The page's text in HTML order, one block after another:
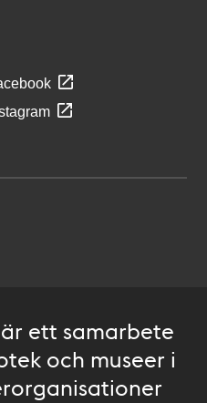
ett samarbete
och museer i